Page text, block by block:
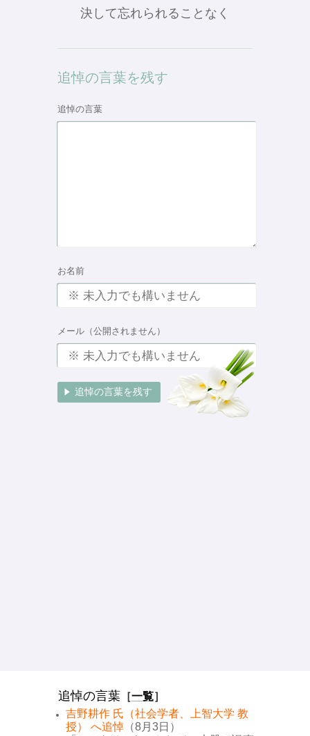
決して忘れられることなく
追悼の言葉を残す
追悼の言葉
お名前
メール（公開されません）
追悼の言葉 ［一覧］
吉野耕作 氏（社会学者、上智大学 教
授） へ追悼 （8月3日）